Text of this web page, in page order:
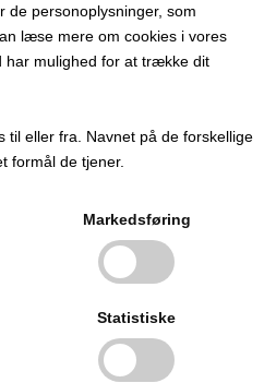
de personoplysninger, som
læse mere om cookies i vores
har mulighed for at trække dit
til eller fra. Navnet på de forskellige
formål de tjener.
Markedsføring
Statistiske
i Norge avregnes 25% moms til
den såkalte VOEC Ordningen, hvis
for forsendelse under denne
behøver å betale
ved fortolling i Norge- Kort sagt
forsendelsesgebyr for deg,
leveringstid. Se dog unntagelser
med sporingsnummer til din
MERE